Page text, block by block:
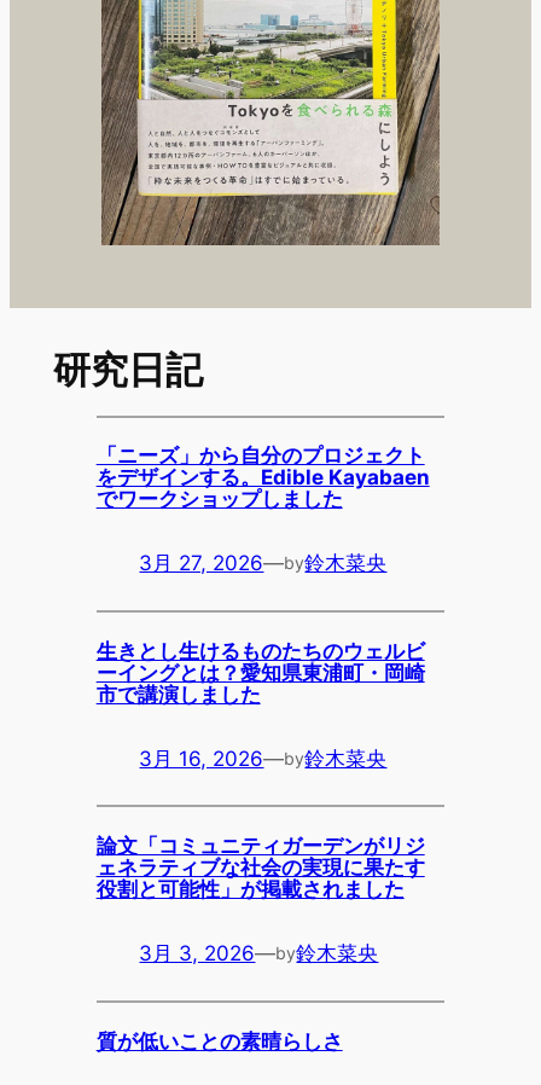
研究日記
「ニーズ」から自分のプロジェクト
をデザインする。Edible Kayabaen
でワークショップしました
3月 27, 2026—by鈴木菜央
生きとし生けるものたちのウェルビ
ーイングとは？愛知県東浦町・岡崎
市で講演しました
3月 16, 2026—by鈴木菜央
論文「コミュニティガーデンがリジ
ェネラティブな社会の実現に果たす
役割と可能性」が掲載されました
3月 3, 2026—by鈴木菜央
質が低いことの素晴らしさ